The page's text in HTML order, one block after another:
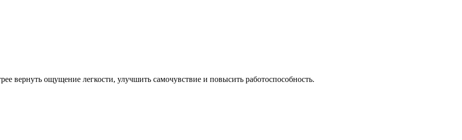
вернуть ощущение легкости, улучшить самочувствие и повысить работоспособность.